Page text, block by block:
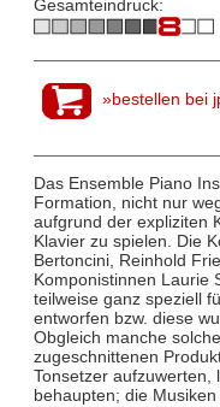
Gesamteindruck:
»bestellen bei
Das Ensemble Piano
Formation, nicht nur
aufgrund der expliziten
Klavier zu spielen. Die
Bertoncini, Reinhold
Komponistinnen Laurie
teilweise ganz speziell
entworfen bzw. diese
Obgleich manche
zugeschnittenen
Tonsetzer aufzuwerten,
behaupten; die